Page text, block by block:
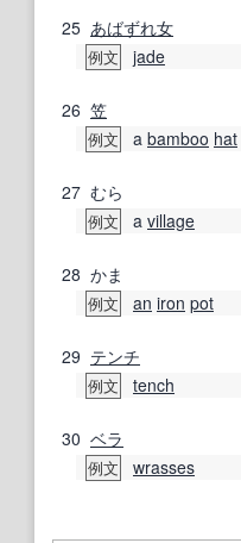
25 あばずれ女
例文 jade
26 笠
例文 a bamboo hat
27 むら
例文 a village
28 かま
例文 an iron pot
29 テンチ
例文 tench
30 ベラ
例文 wrasses